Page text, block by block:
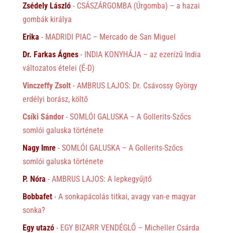
Zsédely László- CSÁSZÁRGOMBA (Úrgomba) – a hazai
gombák királya
Erika - MADRIDI PIAC – Mercado de San Miguel
Dr. Farkas Ágnes- INDIA KONYHÁJA – az ezerízű India
változatos ételei (É-D)
Vinczeffy Zsolt- AMBRUS LAJOS: Dr. Csávossy György
erdélyi borász, költő
Csíki Sándor- SOMLÓI GALUSKA – A Gollerits-Szőcs
somlói galuska története
Nagy Imre- SOMLÓI GALUSKA – A Gollerits-Szőcs
somlói galuska története
P. Nóra - AMBRUS LAJOS: A lepkegyűjtő
Bobbafet- A sonkapácolás titkai, avagy van-e magyar
sonka?
Egy utazó- EGY BIZARR VENDÉGLŐ – Micheller Csárda